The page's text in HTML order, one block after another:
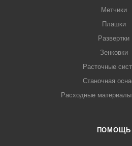
Метчики
Плашки
Развертки
Зенковки
Расточные
Станочная
Расходные материалы
ПОМОЩЬ